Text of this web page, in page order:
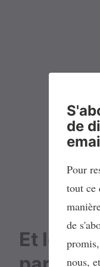
L
s
t
e
d
e
d
Et le
de
Pour
tout
de
nous,